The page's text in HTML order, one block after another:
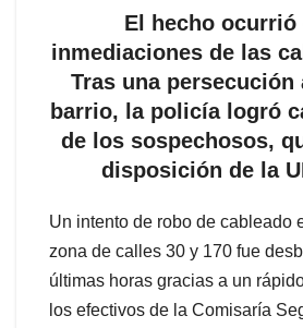
El hecho ocurrió
inmediaciones de las
Tras una persecución
barrio, la policía logró
de los sospechosos,
disposición de la
Un intento de robo de cableado
zona de calles 30 y 170 fue
últimas horas gracias a un
los efectivos de la Comisaría